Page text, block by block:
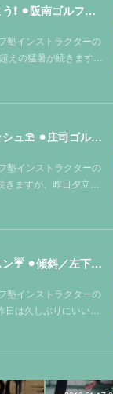
【救済ルールも覚えよう❗️ ⚫︎阪南ゴルフクラブ⛳️】
塾インストラクターの
えの猛暑が続きます…
【アンブレラフィニッシュ⛱️ ⚫︎庄司ゴルフクラブ⛳️】
塾インストラクターの
きますが、昨日夕立…
【雨のラウンドレッスン☔️ ⚫︎傾斜／左下りのアプローチ 2種類の打ち方‼️in光丘パブリックゴルフ場⛳️】
塾インストラクターの
日は久しぶりにいい…